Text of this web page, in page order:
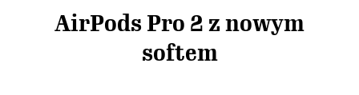
AirPods Pro 2 z nowym
softem